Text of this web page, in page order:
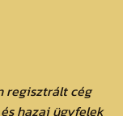
regisztrált cég
hazai ügyfelek